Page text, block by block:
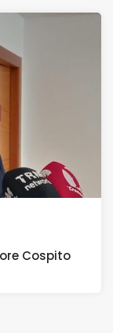
Cospito